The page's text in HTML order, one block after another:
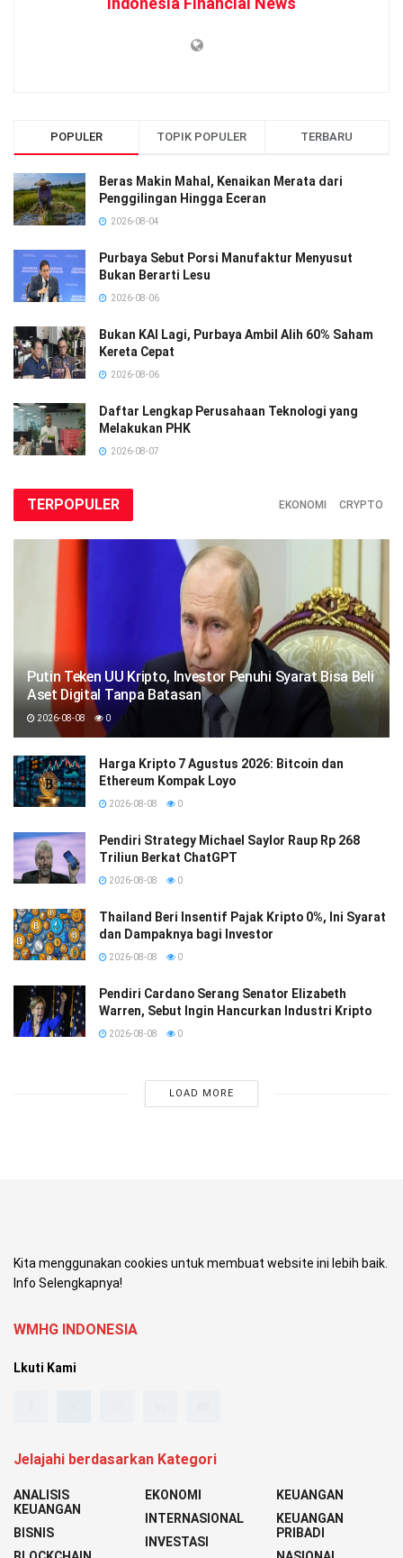
POPULER TOPIK POPULER TERBARU
Beras Makin Mahal, Kenaikan Merata dari
Penggilingan Hingga Eceran
2026-08-04
Purbaya Sebut Porsi Manufaktur Menyusut
Bukan Berarti Lesu
2026-08-06
Bukan KAI Lagi, Purbaya Ambil Alih 60% Saham
Kereta Cepat
2026-08-06
Daftar Lengkap Perusahaan Teknologi yang
Melakukan PHK
2026-08-07
TERPOPULER EKONOMI CRYPTO
Putin Teken UU Kripto, Investor Penuhi Syarat Bisa Beli
Aset Digital Tanpa Batasan
2026-08-08 0
Harga Kripto 7 Agustus 2026: Bitcoin dan
Ethereum Kompak Loyo
2026-08-08 0
Pendiri Strategy Michael Saylor Raup Rp 268
Triliun Berkat ChatGPT
2026-08-08 0
Thailand Beri Insentif Pajak Kripto 0%, Ini Syarat
dan Dampaknya bagi Investor
2026-08-08 0
Pendiri Cardano Serang Senator Elizabeth
Warren, Sebut Ingin Hancurkan Industri Kripto
2026-08-08 0
LOAD MORE
Kita menggunakan cookies untuk membuat website ini lebih baik.
Info Selengkapnya!
WMHG INDONESIA
Lkuti Kami
Jelajahi berdasarkan Kategori
ANALISIS
KEUANGAN
BISNIS
EKONOMI
INTERNASIONAL
INVESTASI
KEUANGAN
KEUANGAN
PRIBADI